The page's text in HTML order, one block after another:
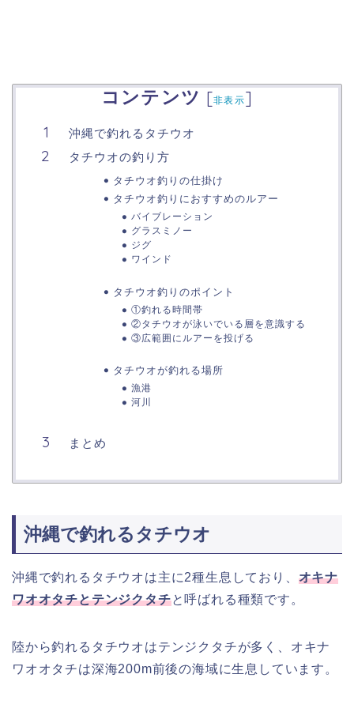
コンテンツ [非表示]
沖縄で釣れるタチウオ
タチウオの釣り方
タチウオ釣りの仕掛け
タチウオ釣りにおすすめのルアー
バイブレーション
グラスミノー
ジグ
ワインド
タチウオ釣りのポイント
①釣れる時間帯
②タチウオが泳いでいる層を意識する
③広範囲にルアーを投げる
タチウオが釣れる場所
漁港
河川
まとめ
沖縄で釣れるタチウオ
沖縄で釣れるタチウオは主に2種生息しており、 オキナ
ワオオタチとテンジクタチと呼ばれる種類です。
陸から釣れるタチウオはテンジクタチが多く、オキナ
ワオオタチは深海200m前後の海域に生息しています。